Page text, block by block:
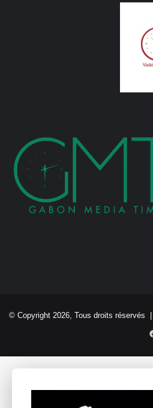
© Copyright 2026, Tous droits réservés |